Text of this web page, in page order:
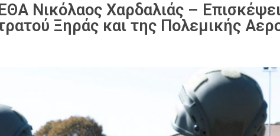
Νικόλαος Χαρδαλιάς –
Ξηράς και της Πολεμικής